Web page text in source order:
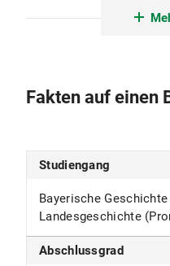
Fakten auf einen
Studiengang
Bayerische
Landesgeschichte
Abschlussgrad